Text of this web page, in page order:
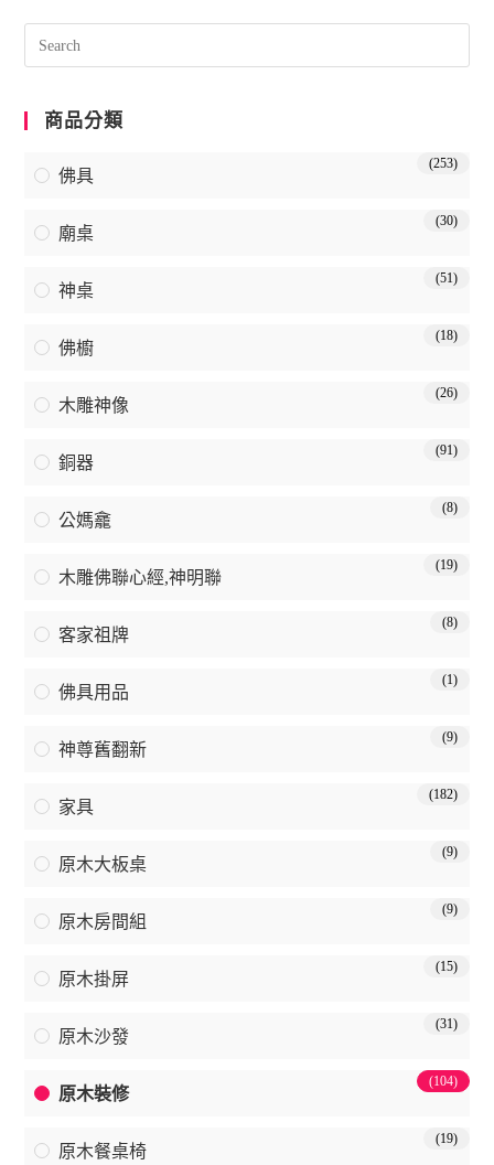
商品分類
佛具
(253)
廟桌
(30)
神桌
(51)
佛櫥
(18)
木雕神像
(26)
銅器
(91)
公媽龕
(8)
木雕佛聯心經,神明聯
(19)
客家祖牌
(8)
佛具用品
(1)
神尊舊翻新
(9)
家具
(182)
原木大板桌
(9)
原木房間組
(9)
原木掛屏
(15)
原木沙發
(31)
原木裝修
(104)
原木餐桌椅
(19)